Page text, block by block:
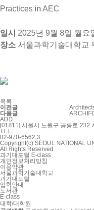
Practices in AEC
일시 2025년 9월 8일 월요
장소 서울과학기술대학교
목록
이전글
다음글
ADD
[01811] 서울시 노원구 공릉로 232
TEL
02-970-6562,3
Copyright(c) SEOUL NATIONAL
All Rights Reserved
과기대포털 E-class
개인정보처리방침
이용약관
서울과학기술대학교
과기대포털
입학안내
도서관
E-class
대학/대학원